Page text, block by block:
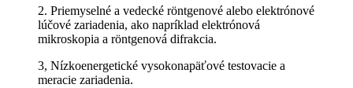
2. Priemyselné a vedecké röntgenové alebo elektrónové
lúčové zariadenia, ako napríklad elektrónová
mikroskopia a röntgenová difrakcia.
3, Nízkoenergetické vysokonapäťové testovacie a
meracie zariadenia.